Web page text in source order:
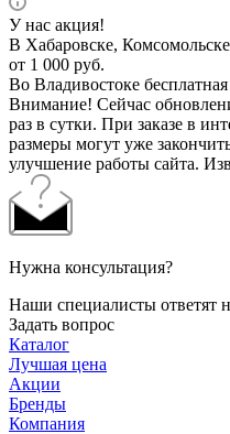
У нас акция!
В Хабаровске, Комсомольске
от 1 000 руб.
Во Владивостоке
Внимание! Сейчас
раз в сутки. При заказе в
размеры могут уже
улучшение работы сайта.
Нужна консультация?
Наши специалисты ответят
Задать вопрос
Каталог
Лучшая цена
Акции
Бренды
Компания